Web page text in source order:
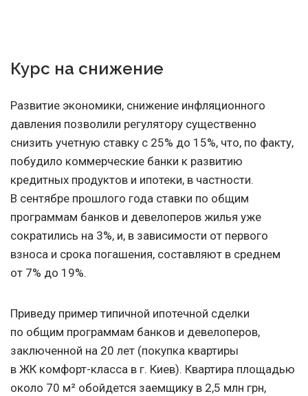
Курс на снижение
Развитие экономики, снижение инфляционного
давления позволили регулятору существенно
снизить учетную ставку с 25% до 15%, что, по факту,
побудило коммерческие банки к развитию
кредитных продуктов и ипотеки, в частности.
В сентябре прошлого года ставки по общим
программам банков и девелоперов жилья уже
сократились на 3%, и, в зависимости от первого
взноса и срока погашения, составляют в среднем
от 7% до 19%.
Приведу пример типичной ипотечной сделки
по общим программам банков и девелоперов,
заключенной на 20 лет (покупка квартиры
в ЖК комфорт-класса в г. Киев). Квартира площадью
около 70 м² обойдется заемщику в 2,5 млн грн,